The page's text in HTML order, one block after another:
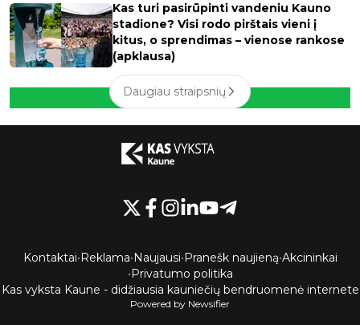
Kas turi pasirūpinti vandeniu Kauno
stadione? Visi rodo pirštais vieni į
kitus, o sprendimas – vienose rankose
(apklausa)
Daugiau straipsnių
Kontaktai•Reklama•Naujausi•Pranešk naujieną•Akcininkai
•Privatumo politika
Kas vyksta Kaune - didžiausia kauniečių bendruomenė internete
Powered by Newsifier